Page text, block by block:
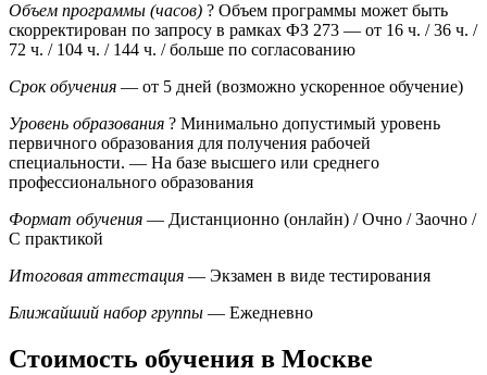
Объем программы (часов) ? Объем программы может быть
скорректирован по запросу в рамках ФЗ 273 — от 16 ч. / 36 ч. /
72 ч. / 104 ч. / 144 ч. / больше по согласованию
Срок обучения — от 5 дней (возможно ускоренное обучение)
Уровень образования ? Минимально допустимый уровень
первичного образования для получения рабочей
специальности. — На базе высшего или среднего
профессионального образования
Формат обучения — Дистанционно (онлайн) / Очно / Заочно /
С практикой
Итоговая аттестация — Экзамен в виде тестирования
Ближайший набор группы — Ежедневно
Стоимость обучения в Москве